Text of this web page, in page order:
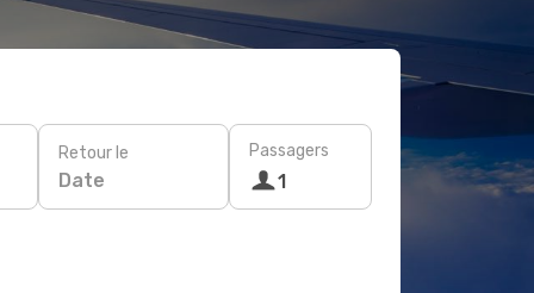
Retour le
Date
Passagers
1